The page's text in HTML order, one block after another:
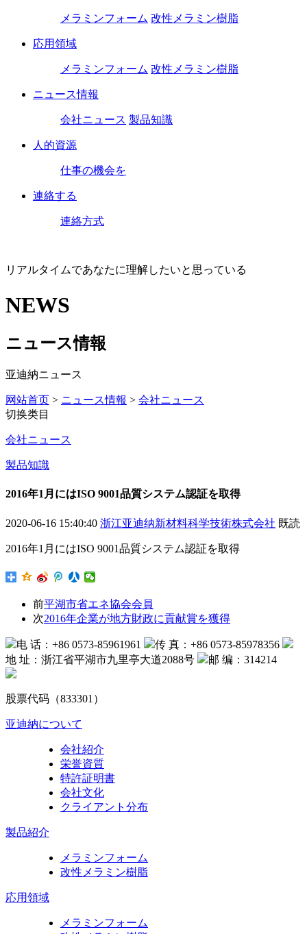
メラミンフォーム 改性メラミン樹脂
応用領域
メラミンフォーム 改性メラミン樹脂
ニュース情報
会社ニュース 製品知識
人的資源
仕事の機会を
連絡する
連絡方式
リアルタイムであなたに理解したいと思っている
NEWS
ニュース情報
亚迪納ニュース
网站首页 > ニュース情報 > 会社ニュース
切换类目
会社ニュース
製品知識
2016年1月にはISO 9001品質システム認証を取得
2020-06-16 15:40:40 浙江亚迪纳新材料科学技術株式会社 既読
2016年1月にはISO 9001品質システム認証を取得
前平湖市省エネ協会会員
次2016年企業が地方財政に貢献賞を獲得
电 话：+86 0573-85961961
传 真：+86 0573-85978356
地 址：浙江省平湖市九里亭大道2088号
邮 编：314214
股票代码（833301）
亚迪納について
会社紹介
栄誉資質
特許証明書
会社文化
クライアント分布
製品紹介
メラミンフォーム
改性メラミン樹脂
応用領域
メラミンフォーム